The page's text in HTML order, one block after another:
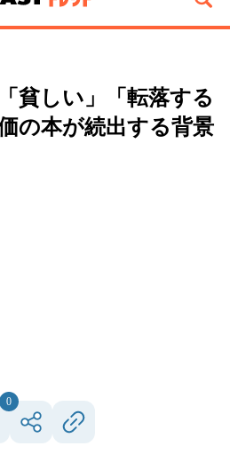
貧しい」「転落する
の本が続出する背景
0